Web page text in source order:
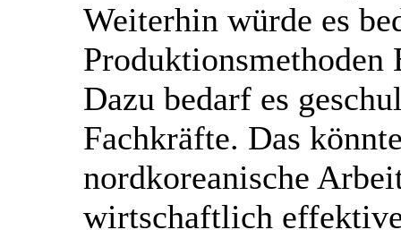
Weiterhin würde es
Produktionsmethoden
Dazu bedarf es
Fachkräfte. Das
nordkoreanische
wirtschaftlich